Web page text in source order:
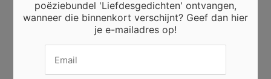
poëziebundel 'Liefdesgedichten' ontvangen,
wanneer die binnenkort verschijnt? Geef dan hier
je e-mailadres op!